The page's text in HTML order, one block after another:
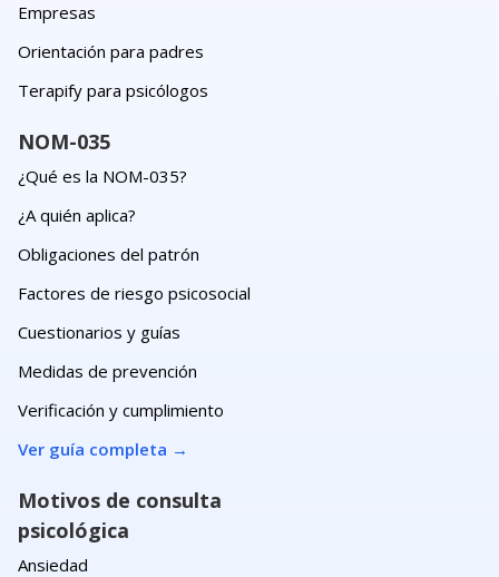
Empresas
Orientación para padres
Terapify para psicólogos
NOM-035
¿Qué es la NOM-035?
¿A quién aplica?
Obligaciones del patrón
Factores de riesgo psicosocial
Cuestionarios y guías
Medidas de prevención
Verificación y cumplimiento
Ver guía completa →
Motivos de consulta
psicológica
Ansiedad